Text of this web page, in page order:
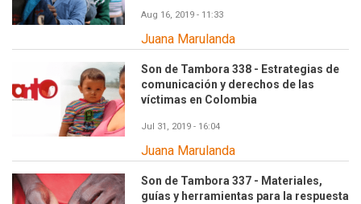
Aug 16, 2019 - 11:33
Juana Marulanda
Son de Tambora 338 - Estrategias de
comunicación y derechos de las
víctimas en Colombia
Jul 31, 2019 - 16:04
Juana Marulanda
Son de Tambora 337 - Materiales,
guías y herramientas para la respuesta